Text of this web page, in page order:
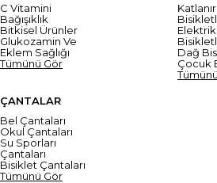
C Vitamini
Bağışıklık
Bitkisel Ürünler
Glukozamin Ve
Eklem Sağlığı
Tümünü Gör
Katlanır
Dağ
Çocuk
ÇANTALAR
Bel Çantaları
Okul Çantaları
Su Sporları
Çantaları
Bisiklet Çantaları
Tümünü Gör